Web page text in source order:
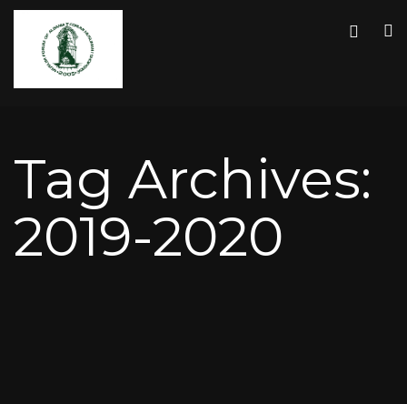
Tag Archives:
2019-2020